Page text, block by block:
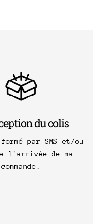
du colis
par SMS et/ou
l'arrivée de ma
commande.